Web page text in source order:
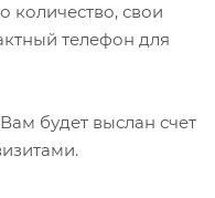
количество, свои
телефон для
будет выслан счет